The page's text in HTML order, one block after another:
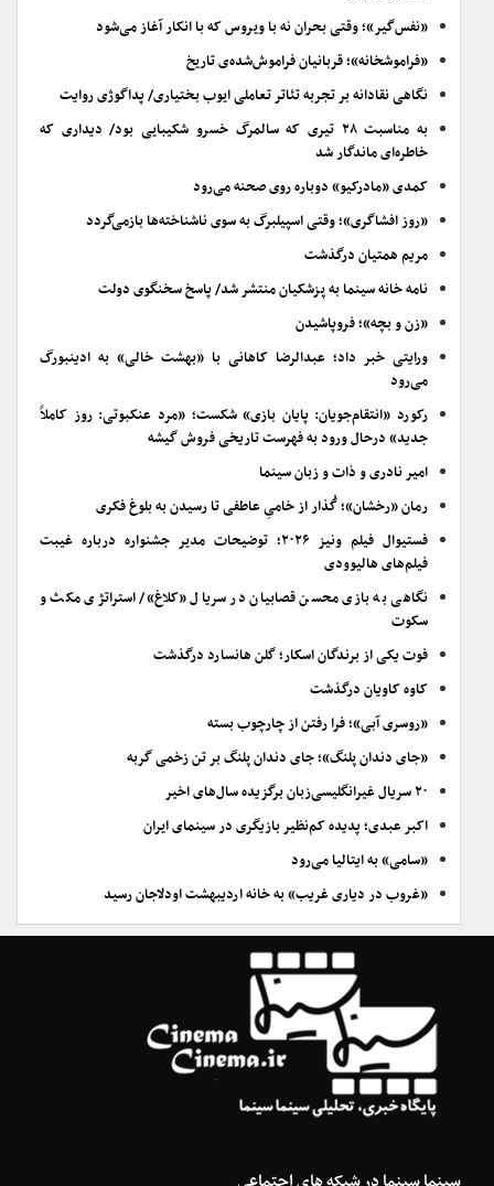
«نفس‌گیر»؛ وقتی بحران نه با ویروس که با انکار آغاز می‌شود
«فراموشخانه»؛ قربانیان فراموش‌شده‌ی تاریخ
نگاهی نقادانه بر تجربه تئاتر تعاملی ایوب بختیاری/ پداگوژی روایت
به مناسبت ۲۸ تیری که سالمرگ خسرو شکیبایی بود/ دیداری که
خاطره‌ای ماندگار شد
کمدی «مادرکیو» دوباره روی صحنه می‌رود
«روز افشاگری»؛ وقتی اسپیلبرگ به سوی ناشناخته‌ها بازمی‌گردد
مریم همتیان درگذشت
نامه خانه سینما به پزشکیان منتشر شد/ پاسخ سخنگوی دولت
«زن و بچه»؛ فروپاشیدن
ورایتی خبر داد؛ عبدالرضا کاهانی با «بهشت خالی» به ادینبورگ
می‌رود
رکورد «انتقام‌جویان: پایان بازی» شکست؛ «مرد عنکبوتی: روز کاملاً
جدید» درحال ورود به فهرست تاریخی فروش گیشه
امیر نادری و ذات و زبان سینما
رمان «رخشان»؛ گُذار از خامیِ عاطفی تا رسیدن به بلوغ فکری
فستیوال فیلم ونیز ۲۰۲۶؛ توضیحات مدیر جشنواره درباره غیبت
فیلم‌های هالیوودی
نگاهی به بازی محسن قصابیان در سریال «کلاغ»/ استراتژی مکث و
سکوت
فوت یکی از برندگان اسکار؛ گلن هانسارد درگذشت
کاوه کاویان درگذشت
«روسری آبی»؛ فرا رفتن از چارچوب بسته
«جای دندان پلنگ»؛ جای دندان پلنگ بر تن زخمی گربه
۲۰ سریال غیرانگلیسی‌زبان برگزیده سال‌های اخیر
اکبر عبدی؛ پدیده کم‌نظیر بازیگری در سینمای ایران
«سامی» به ایتالیا می‌رود
«غروب در دیاری غریب» به خانه اردیبهشت اودلاجان رسید